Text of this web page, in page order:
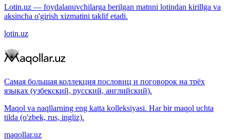
Lotin.uz — foydalanuvchilarga berilgan matnni lotindan kirillga va
aksincha o'girish xizmatini taklif etadi.
lotin.uz
Самая большая коллекция пословиц и поговорок на трёх
языках (узбекский, русский, английский).
Maqol va naqllarning eng katta kolleksiyasi. Har bir maqol uchta
tilda (o'zbek, rus, ingliz).
maqollar.uz